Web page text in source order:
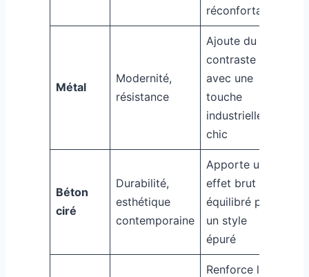
réconfortante
Métal
Modernité,
résistance
Ajoute du
contraste
avec une
touche
industrielle
chic
Béton
ciré
Durabilité,
esthétique
contemporaine
Apporte un
effet brut
équilibré pour
un style
épuré
Renforce la